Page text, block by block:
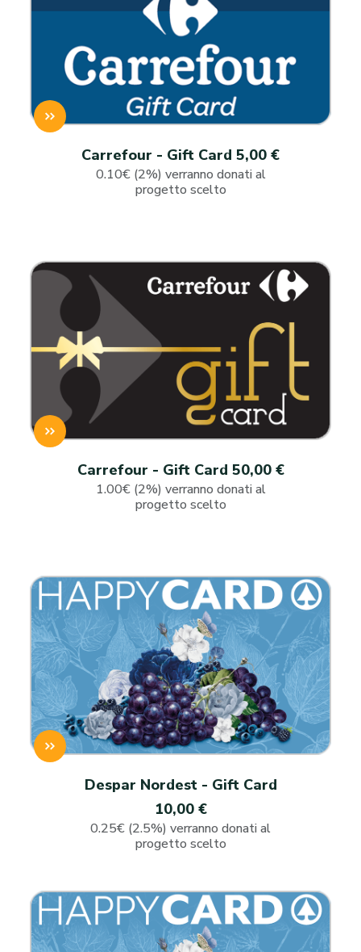
Carrefour - Gift Card 5,00 €
0.10€ (2%) verranno donati al
progetto scelto
Carrefour - Gift Card 50,00 €
1.00€ (2%) verranno donati al
progetto scelto
Despar Nordest - Gift Card
10,00 €
0.25€ (2.5%) verranno donati al
progetto scelto